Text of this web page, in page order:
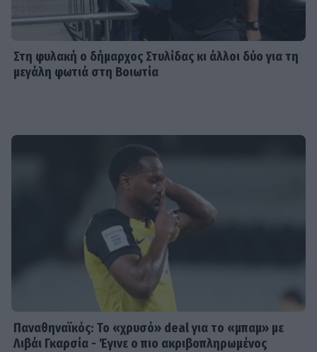
Στη φυλακή ο δήμαρχος Στυλίδας κι άλλοι δύο για τη
μεγάλη φωτιά στη Βοιωτία
Παναθηναϊκός: Το «χρυσό» deal για το «μπαμ» με
Λιβάι Γκαρσία - Έγινε ο πιο ακριβοπληρωμένος